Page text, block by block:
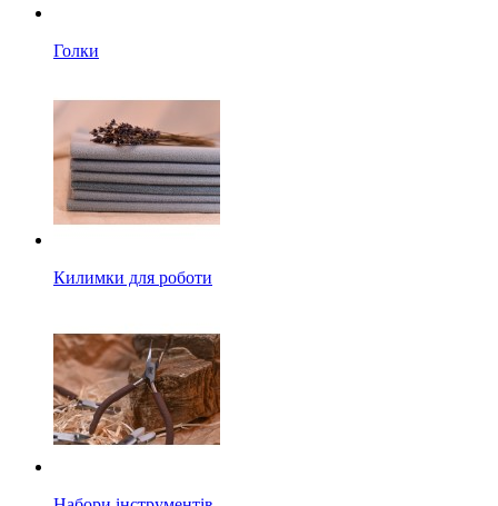
Голки
Килимки для роботи